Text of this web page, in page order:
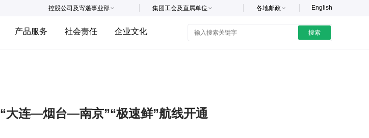
English
各地邮政
集团工会及直属单位
控股公司及寄递事业部
产品服务 社会责任 企业文化 搜索
“大连—烟台—南京”“极速鲜”航线开通